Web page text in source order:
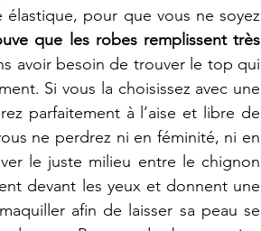
pour que vous ne soyez
que les robes remplissent très
avoir besoin de trouver le top qui
Si vous la choisissez avec une
parfaitement à l’aise et libre de
ne perdrez ni en féminité, ni en
le juste milieu entre le chignon
devant les yeux et donnent une
afin de laisser sa peau se